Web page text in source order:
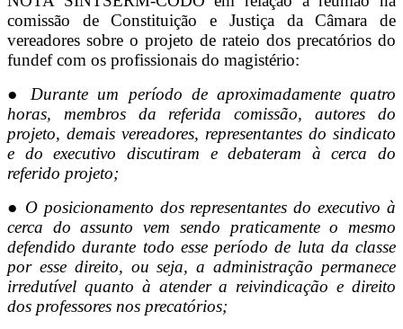
comissão de Constituição e Justiça da Câmara de
vereadores sobre o projeto de rateio dos precatórios do
fundef com os profissionais do magistério:
● Durante um período de aproximadamente quatro
horas, membros da referidacomissão, autores do
projeto, demais vereadores, representantes do sindicato
e do executivo discutiram e debateram à cerca do
referido projeto;
● O posicionamento dos representantes do executivo à
cerca do assunto vem sendo praticamente o mesmo
defendido durante todo esse período de luta da classe
por esse direito, ou seja, a administração permanece
irredutível quanto à atender a reivindicação e direito
dos professores nos precatórios;